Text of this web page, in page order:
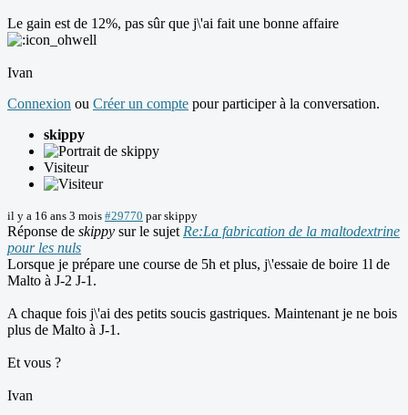
Le gain est de 12%, pas sûr que j\'ai fait une bonne affaire
Ivan
Connexion ou Créer un compte pour participer à la conversation.
skippy
Visiteur
il y a 16 ans 3 mois #29770 parskippy
Réponse de skippy sur le sujet Re:La fabrication de la maltodextrine
pour les nuls
Lorsque je prépare une course de 5h et plus, j\'essaie de boire 1l de
Malto à J-2 J-1.
A chaque fois j\'ai des petits soucis gastriques. Maintenant je ne bois
plus de Malto à J-1.
Et vous ?
Ivan